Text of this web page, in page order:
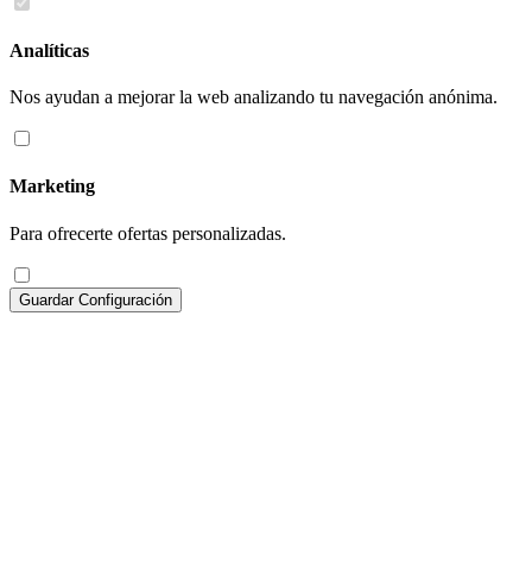
Analíticas
Nos ayudan a mejorar la web analizando tu navegación anónima.
Marketing
Para ofrecerte ofertas personalizadas.
Guardar Configuración